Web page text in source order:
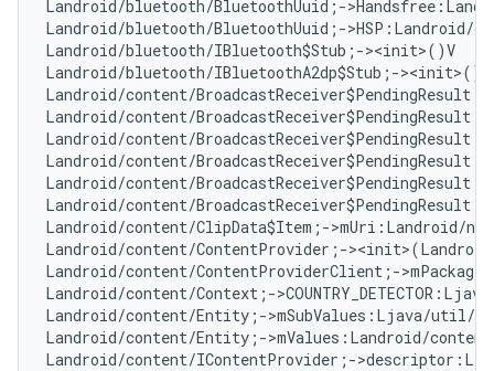
Landroid/bluetooth/BluetoothUuid;-
Landroid/bluetooth/BluetoothUuid;-
Landroid/bluetooth/IBluetooth$Stub;-><init>()V
Landroid/bluetooth/IBluetoothA2dp$Stub;-
Landroid/content/
Landroid/content/
Landroid/content/
Landroid/content/
Landroid/content/
Landroid/content/
Landroid/content/ClipData$Item;-
Landroid/content/ContentProvider;-
Landroid/content/ContentProviderClient;-
Landroid/content/Context;-
Landroid/content/Entity;->mSubValues:Ljava/
Landroid/content/Entity;->mValues:Landroid/
Landroid/content/IContentProvider;-